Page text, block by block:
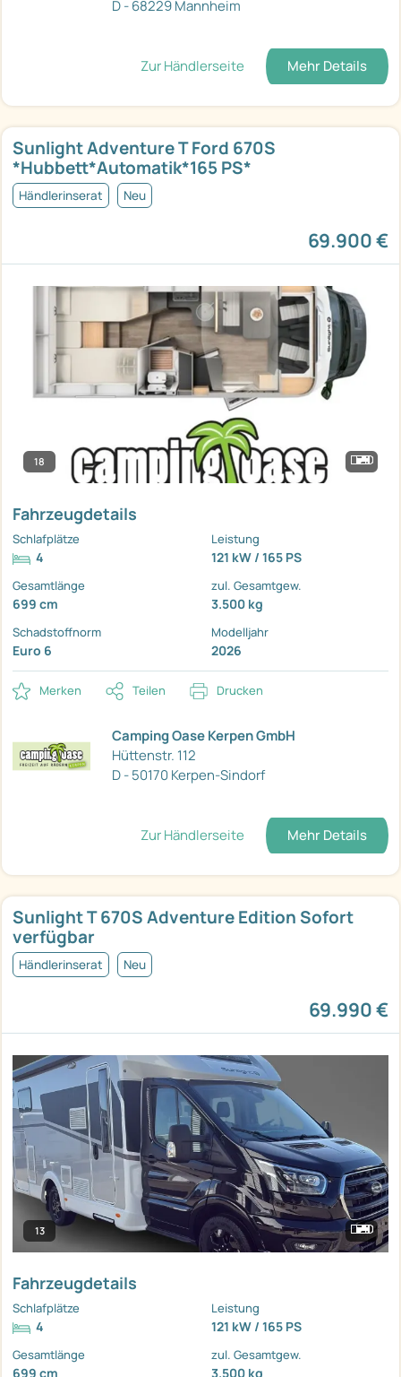
D - 68229 Mannheim
Zur Händlerseite Mehr Details
Sunlight Adventure T Ford 670S
*Hubbett*Automatik*165 PS*
Händlerinserat Neu
69.900 €
18
Fahrzeugdetails
Schlafplätze
4
Leistung
121 kW / 165 PS
Gesamtlänge
699 cm
zul. Gesamtgew.
3.500 kg
Schadstoffnorm
Euro 6
Modelljahr
2026
Merken Teilen Drucken
Camping Oase Kerpen GmbH
Hüttenstr. 112
D - 50170 Kerpen-Sindorf
Zur Händlerseite Mehr Details
Sunlight T 670S Adventure Edition Sofort
verfügbar
Händlerinserat Neu
69.990 €
13
Fahrzeugdetails
Schlafplätze
4
Leistung
121 kW / 165 PS
Gesamtlänge
699 cm
zul. Gesamtgew.
3.500 kg